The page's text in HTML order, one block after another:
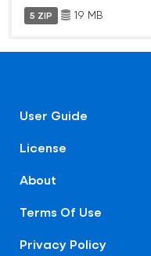
5 ZIP 19 MB
User Guide
License
About
Terms Of Use
Privacy Policy